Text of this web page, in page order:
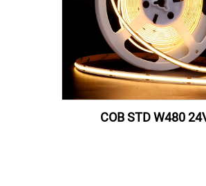
COB STD W480